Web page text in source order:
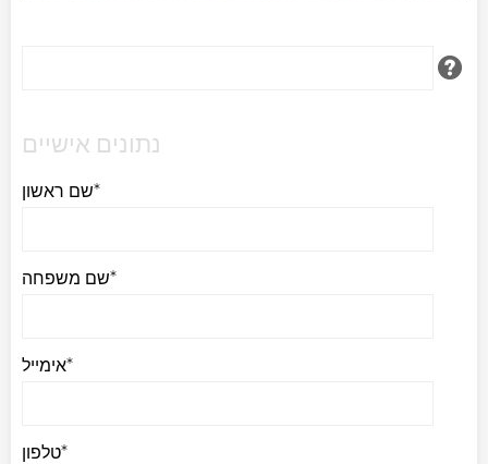
נתונים אישיים
שם ראשון*
שם משפחה*
אימייל*
טלפון*